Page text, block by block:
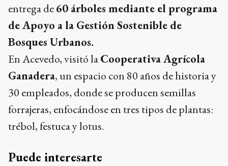
entrega de60 árboles mediante el programa
de Apoyo a la Gestión Sostenible de
Bosques Urbanos.
En Acevedo, visitó laCooperativa Agrícola
Ganadera, un espacio con 80 años de historia y
30 empleados, donde se producen semillas
forrajeras, enfocándose en tres tipos de plantas:
trébol, festuca y lotus.
Puede interesarte